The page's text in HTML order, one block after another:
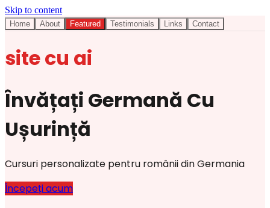
Skip to content
Home About Featured Testimonials Links Contact
site cu ai
Învățați Germană Cu
Ușurință
Cursuri personalizate pentru românii din Germania
Începeți acum